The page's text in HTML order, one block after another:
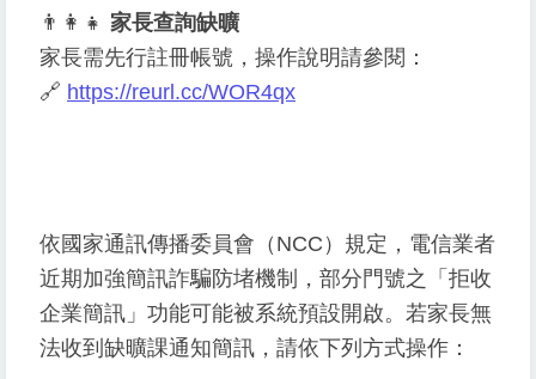
👨 👩 👧 家長查詢缺曠
家長需先行註冊帳號，操作說明請參閱：
🔗 https://reurl.cc/WOR4qx
依國家通訊傳播委員會（NCC）規定，電信業者
近期加強簡訊詐騙防堵機制，部分門號之「拒收
企業簡訊」功能可能被系統預設開啟。若家長無
法收到缺曠課通知簡訊，請依下列方式操作：